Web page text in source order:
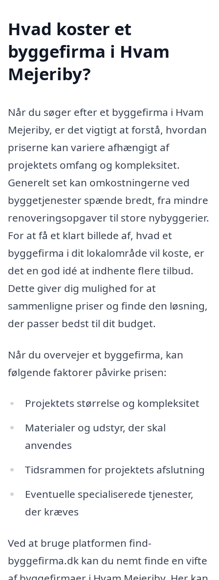
Hvad koster et
byggefirma i Hvam
Mejeriby?
Når du søger efter et byggefirma i Hvam
Mejeriby, er det vigtigt at forstå, hvordan
priserne kan variere afhængigt af
projektets omfang og kompleksitet.
Generelt set kan omkostningerne ved
byggetjenester spænde bredt, fra mindre
renoveringsopgaver til store nybyggerier.
For at få et klart billede af, hvad et
byggefirma i dit lokalområde vil koste, er
det en god idé at indhente flere tilbud.
Dette giver dig mulighed for at
sammenligne priser og finde den løsning,
der passer bedst til dit budget.
Når du overvejer et byggefirma, kan
følgende faktorer påvirke prisen:
Projektets størrelse og kompleksitet
Materialer og udstyr, der skal
anvendes
Tidsrammen for projektets afslutning
Eventuelle specialiserede tjenester,
der kræves
Ved at bruge platformen find-
byggefirma.dk kan du nemt finde en vifte